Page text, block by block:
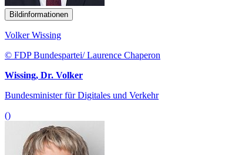
Bildinformationen
Volker Wissing
© FDP Bundespartei/ Laurence Chaperon
Wissing, Dr. Volker
Bundesminister für Digitales und Verkehr
()